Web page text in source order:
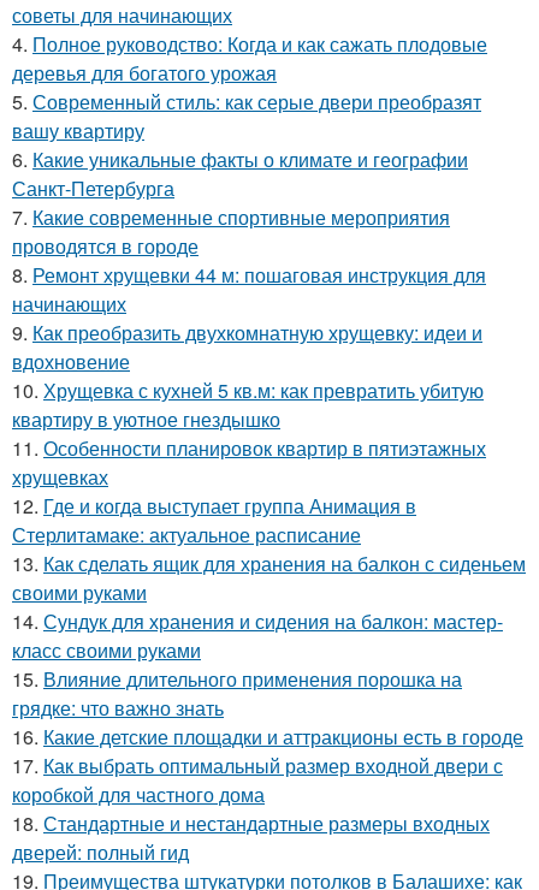
советы для начинающих
4. Полное руководство: Когда и как сажать плодовые
деревья для богатого урожая
5. Современный стиль: как серые двери преобразят
вашу квартиру
6. Какие уникальные факты о климате и географии
Санкт-Петербурга
7. Какие современные спортивные мероприятия
проводятся в городе
8. Ремонт хрущевки 44 м: пошаговая инструкция для
начинающих
9. Как преобразить двухкомнатную хрущевку: идеи и
вдохновение
10. Хрущевка с кухней 5 кв.м: как превратить убитую
квартиру в уютное гнездышко
11. Особенности планировок квартир в пятиэтажных
хрущевках
12. Где и когда выступает группа Анимация в
Стерлитамаке: актуальное расписание
13. Как сделать ящик для хранения на балкон с сиденьем
своими руками
14. Сундук для хранения и сидения на балкон: мастер-
класс своими руками
15. Влияние длительного применения порошка на
грядке: что важно знать
16. Какие детские площадки и аттракционы есть в городе
17. Как выбрать оптимальный размер входной двери с
коробкой для частного дома
18. Стандартные и нестандартные размеры входных
дверей: полный гид
19. Преимущества штукатурки потолков в Балашихе: как